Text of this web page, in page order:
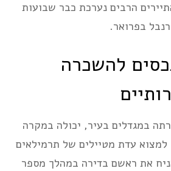
הרבים נערכת כבר שבועות
בפרואר.
להשכרה
במגדלים בעיר, יכולה במקרה
עדת מטיילים של תרמילאים
את ראשם בדירה במהלך מספר